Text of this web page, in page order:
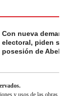
Con nueva
electoral, piden
posesión de